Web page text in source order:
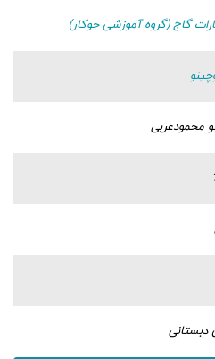
گاج (گروه آموزشی جوکار)
محمودعربی